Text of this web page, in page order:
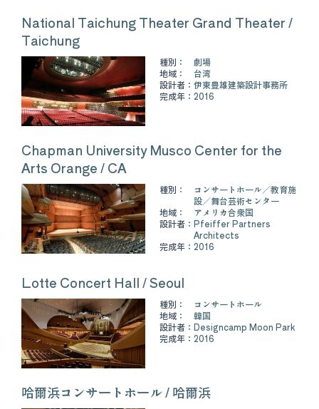
National Taichung Theater Grand Theater /
Taichung
種別：
劇場
地域：
台湾
設計者： 伊東豊雄建築設計事務所
完成年： 2016
Chapman University Musco Center for the
Arts Orange / CA
種別： コンサートホール
教育施
設
舞台芸術センター
地域：
アメリカ合衆国
設計者： Pfeiffer Partners
Architects
完成年： 2016
Lotte Concert Hall / Seoul
種別：
コンサートホール
地域：
韓国
設計者： Designcamp Moon Park
完成年： 2016
哈爾浜コンサートホール / 哈爾浜